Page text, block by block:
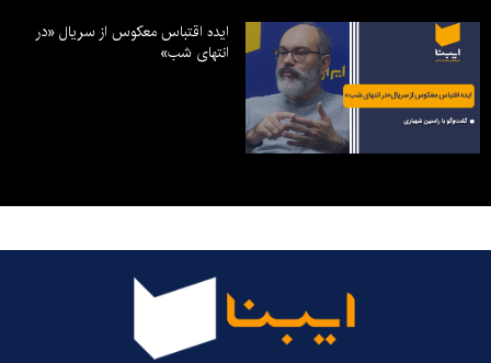
ایده اقتباس معکوس از سریال «در
انتهای شب»